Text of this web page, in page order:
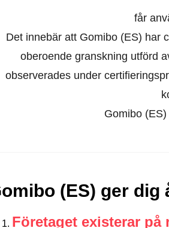
får
Det innebär att Gomibo (ES) har
oberoende granskning utförd
observerades under
Gomibo
(ES) ger
Företaget existerar